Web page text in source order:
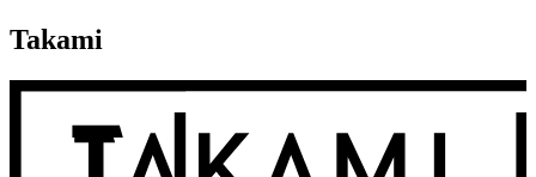
Takami